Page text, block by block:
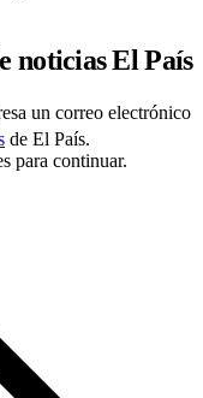
noticias El País
un correo electrónico
de El País.
para continuar.